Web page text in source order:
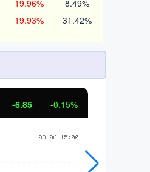
19.96% 8.49%
19.93% 31.42%
3.42 0.30%